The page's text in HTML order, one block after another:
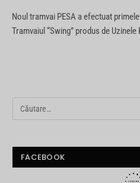
Noul tramvai PESA a efectuat
Tramvaiul “Swing” produs de
FACEBOOK